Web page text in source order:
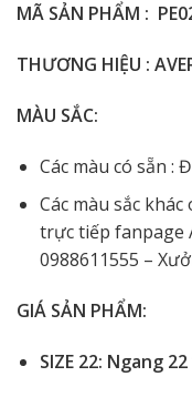
MÃ SẢN PHẨM :
THƯƠNG HIỆU :
MÀU SẮC:
Các màu có sẵn :
Các màu sắc
trực tiếp fanpage
0988611555 –
GIÁ SẢN PHẨM:
SIZE 22: Ngang